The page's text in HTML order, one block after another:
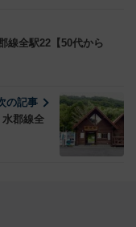
全駅22【50代から
の記事
郡線全